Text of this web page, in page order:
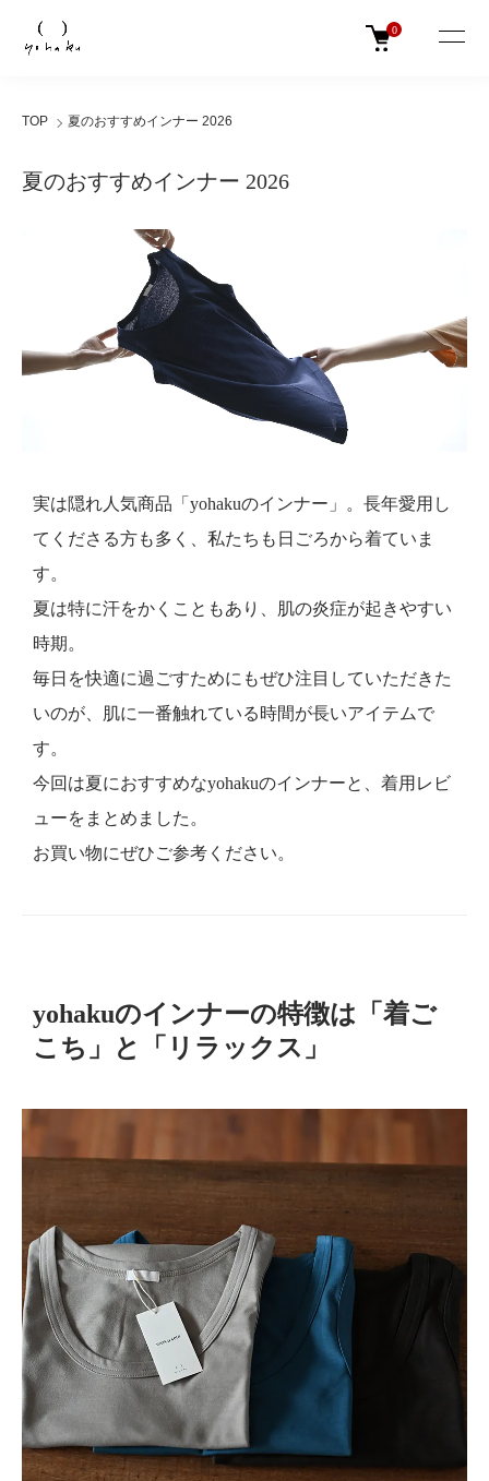
0
TOP 夏のおすすめインナー 2026
夏のおすすめインナー 2026
実は隠れ人気商品「yohakuのインナー」。長年愛用し
てくださる方も多く、私たちも日ごろから着ていま
す。
夏は特に汗をかくこともあり、肌の炎症が起きやすい
時期。
毎日を快適に過ごすためにもぜひ注目していただきた
いのが、肌に一番触れている時間が長いアイテムで
す。
今回は夏におすすめなyohakuのインナーと、着用レビ
ューをまとめました。
お買い物にぜひご参考ください。
yohakuのインナーの特徴は「着ご
こち」と「リラックス」